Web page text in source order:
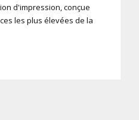
d'impression, conçue
les plus élevées de la